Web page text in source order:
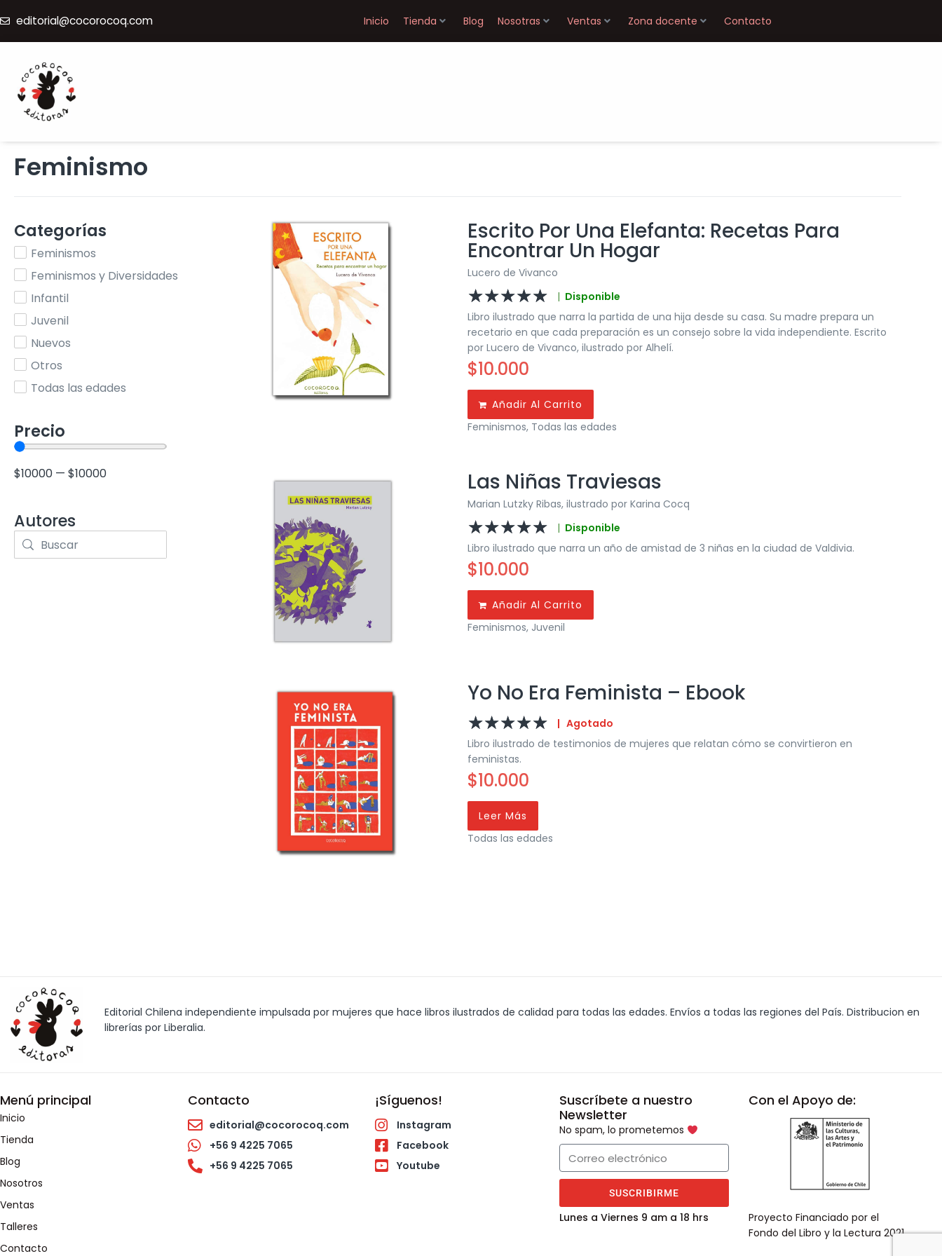
editorial@cocorocoq.com Inicio Tienda Blog Nosotras Ventas Zona docente Contacto
Feminismo
Categorías
Feminismos
Feminismos y Diversidades
Infantil
Juvenil
Nuevos
Otros
Todas las edades
Precio
$10000 — $10000
Autores
Escrito Por Una Elefanta: Recetas Para
Encontrar Un Hogar
Lucero de Vivanco
☆☆☆☆☆ | Disponible
Libro ilustrado que narra la partida de una hija desde su casa. Su madre prepara un
recetario en que cada preparación es un consejo sobre la vida independiente. Escrito
por Lucero de Vivanco, ilustrado por Alhelí.
$10.000
Añadir Al Carrito
Feminismos, Todas las edades
Las Niñas Traviesas
Marian Lutzky Ribas, ilustrado por Karina Cocq
☆☆☆☆☆ | Disponible
Libro ilustrado que narra un año de amistad de 3 niñas en la ciudad de Valdivia.
$10.000
Añadir Al Carrito
Feminismos, Juvenil
Yo No Era Feminista – Ebook
☆☆☆☆☆ | Agotado
Libro ilustrado de testimonios de mujeres que relatan cómo se convirtieron en
feministas.
$10.000
Leer Más
Todas las edades
Editorial Chilena independiente impulsada por mujeres que hace libros ilustrados de calidad para todas las edades. Envíos a todas las regiones del País. Distribucion en
librerías por Liberalia.
Menú principal
Inicio
Tienda
Blog
Nosotros
Ventas
Talleres
Contacto
Contacto
editorial@cocorocoq.com
+56 9 4225 7065
+56 9 4225 7065
¡Síguenos!
Instagram
Facebook
Youtube
Suscríbete a nuestro
Newsletter
No spam, lo prometemos
SUSCRIBIRME
Lunes a Viernes 9 am a 18 hrs
Con el Apoyo de:
Proyecto Financiado por el
Fondo del Libro y la Lectura 2021